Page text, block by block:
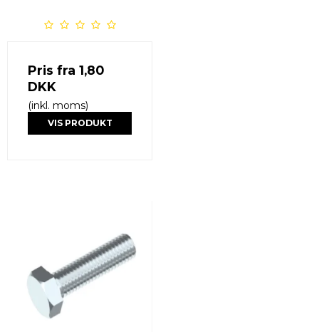
Pris fra 1,80
DKK
(inkl. moms)
VIS PRODUKT